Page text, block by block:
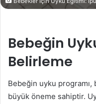
Bebeğin
Belirleme
Bebeğin uyku programı,
büyük öneme sahiptir.